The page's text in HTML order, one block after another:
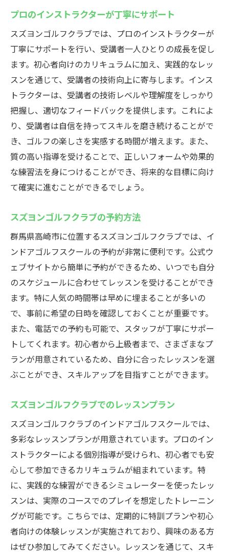
スズヨンゴルフクラブでのスキルアップの
秘訣
多様な練習ドリルの紹介
スズヨンゴルフクラブのインドアゴルフス
クール参加者の声
スズヨンゴルフクラブで天候に左右されないゴ
ルフ練習
天候に左右されない練習のメリット
スズヨンゴルフクラブの快適な練習環境
スズヨンゴルフクラブの利用の手軽さ
室内にいながら本格的なゴルフ体験
スズヨンゴルフクラブの予約状況と利用方
法
仕事帰りに手ぶらで楽しめるインドアゴルフス
クール
スズヨンゴルフクラブの手ぶらOKのサービ
ス
仕事帰りのリフレッシュに最適なスズヨン
ゴルフクラブ
手軽に始められるゴルフ練習のすすめ
スズヨンゴルフクラブのレンタル用品紹介
忙しい方に嬉しいスズヨンゴルフクラブの
魅力
ゴルフスキルを向上させるスズヨンゴルフクラ
ブの魅力
スズヨンゴルフクラブで上達する秘訣
インストラクターからのワンポイントアド
バイス
スズヨンゴルフクラブでの練習成果を実感
スズヨンゴルフクラブのプログラムの多様
性
プロのインストラクターが丁寧にサポート
スズヨンゴルフクラブでは、プロのインストラクターが
丁寧にサポートを行い、受講者一人ひとりの成長を促し
ます。初心者向けのカリキュラムに加え、実践的なレッ
スンを通じて、受講者の技術向上に寄与します。インス
トラクターは、受講者の技術レベルや理解度をしっかり
把握し、適切なフィードバックを提供します。これによ
り、受講者は自信を持ってスキルを磨き続けることがで
き、ゴルフの楽しさを実感する時間が増えます。また、
質の高い指導を受けることで、正しいフォームや効果的
な練習法を身につけることができ、将来的な目標に向け
て確実に進むことができるでしょう。
スズヨンゴルフクラブの予約方法
群馬県高崎市に位置するスズヨンゴルフクラブでは、イ
ンドアゴルフスクールの予約が非常に便利です。公式ウ
ェブサイトから簡単に予約ができるため、いつでも自分
のスケジュールに合わせてレッスンを受けることができ
ます。特に人気の時間帯は早めに埋まることが多いの
で、事前に希望の日時を確認しておくことが重要です。
また、電話での予約も可能で、スタッフが丁寧にサポー
トしてくれます。初心者から上級者まで、さまざまなプ
ランが用意されているため、自分に合ったレッスンを選
ぶことができ、スキルアップを目指すことができます。
スズヨンゴルフクラブでのレッスンプラン
スズヨンゴルフクラブのインドアゴルフスクールでは、
多彩なレッスンプランが用意されています。プロのイン
ストラクターによる個別指導が受けられ、初心者でも安
心して参加できるカリキュラムが組まれています。特
に、実践的な練習ができるシミュレーターを使ったレッ
スンは、実際のコースでのプレイを想定したトレーニン
グが可能です。こちらでは、定期的に特訓プランや初心
者向けの体験レッスンが実施されており、興味のある方
はぜひ参加してみてください。レッスンを通じて、スキ